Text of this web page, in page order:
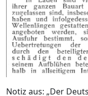
Notiz aus: „Der